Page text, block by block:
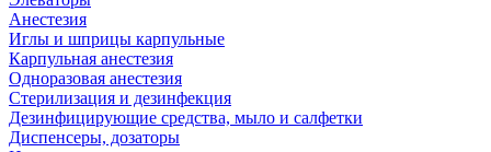
Анестезия
Иглы и шприцы карпульные
Карпульная анестезия
Одноразовая анестезия
Стерилизация и дезинфекция
Дезинфицирующие средства, мыло и салфетки
Диспенсеры, дозаторы